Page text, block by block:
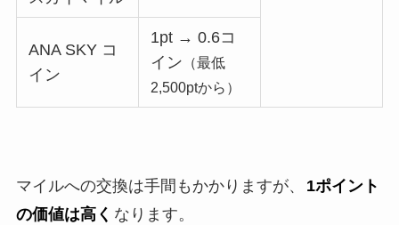
ANA SKY コ
イン
1pt → 0.6コ
イン （最低
2,500ptから）
マイルへの交換は手間もかかりますが、
1ポイント
の価値は高く なります。